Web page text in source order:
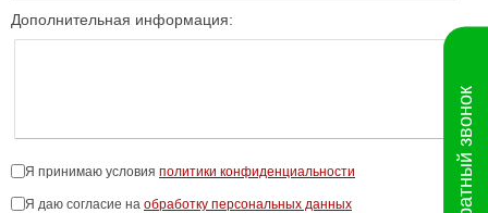
Дополнительная информация:
Я принимаю условия политики конфиденциальности
Я даю согласие на обработку персональных данных Обратный звонок